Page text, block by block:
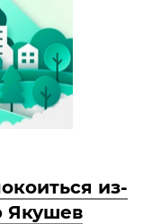
из-
Якушев